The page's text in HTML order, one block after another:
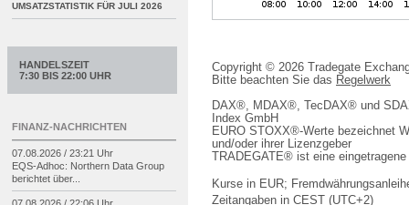
Copyright © 2026 Tradegate
Bitte beachten Sie das Regelwerk
DAX®, MDAX®, TecDAX® und
Index GmbH
EURO STOXX®-Werte bezeichnet
und/oder ihrer Lizenzgeber
TRADEGATE® ist eine
Kurse in EUR;
Zeitangaben in CEST (UTC+2)
UMSATZSTATISTIK FÜR JULI 2026
HANDELSZEIT
7:30 BIS 22:00 UHR
FINANZ-NACHRICHTEN
07.08.2026 / 23:21 Uhr
EQS-Adhoc: Northern Data Group
berichtet über...